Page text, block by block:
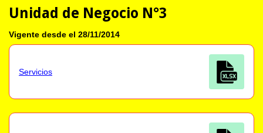
Unidad de Negocio N°3
Vigente desde el 28/11/2014
Servicios